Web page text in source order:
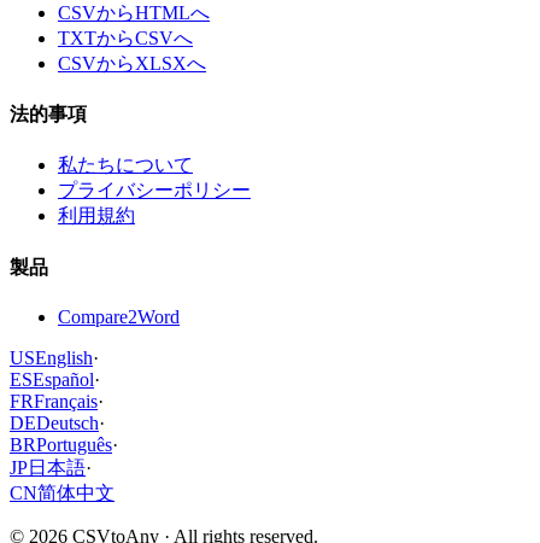
CSVからHTMLへ
TXTからCSVへ
CSVからXLSXへ
法的事項
私たちについて
プライバシーポリシー
利用規約
製品
Compare2Word
USEnglish·
ESEspañol·
FRFrançais·
DEDeutsch·
BRPortuguês·
JP日本語·
CN简体中文
© 2026 CSVtoAny · All rights reserved.